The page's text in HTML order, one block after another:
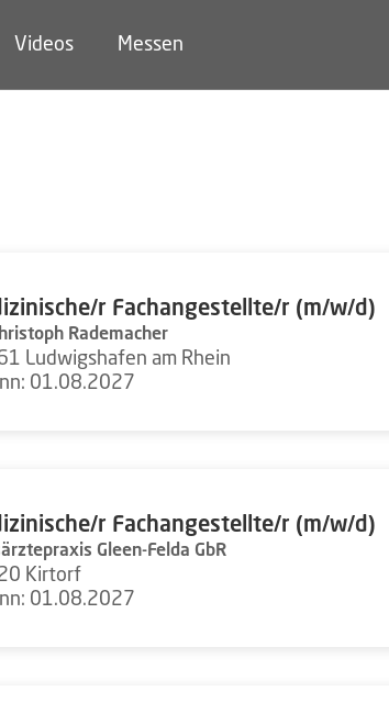
Videos Messen
r Fachangestellte/r (m/w/d)
Rademacher
Ludwigshafen am Rhein
01.08.2027
r Fachangestellte/r (m/w/d)
Gleen-Felda GbR
Kirtorf
01.08.2027